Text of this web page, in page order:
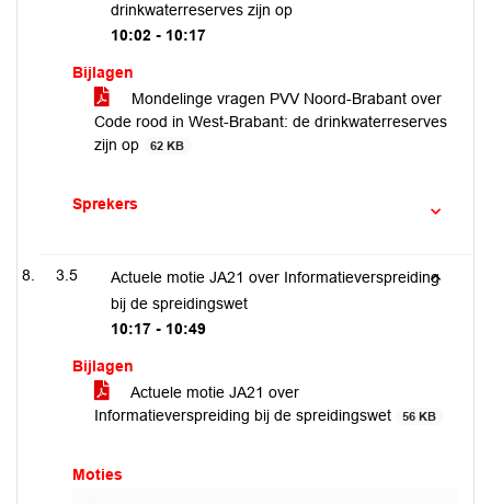
drinkwaterreserves zijn op
10:02 - 10:17
Bijlagen
Mondelinge vragen PVV Noord-Brabant over
Code rood in West-Brabant: de drinkwaterreserves
zijn op
62 KB
Sprekers
3.5
Actuele motie JA21 over Informatieverspreiding
bij de spreidingswet
10:17 - 10:49
Bijlagen
Actuele motie JA21 over
Informatieverspreiding bij de spreidingswet
56 KB
Moties